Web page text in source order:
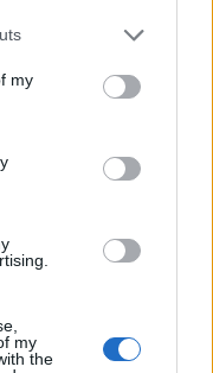
one or more Google
You may click to
third-party tags to
in below Google
my
my
the
készül a
-t ráadásul